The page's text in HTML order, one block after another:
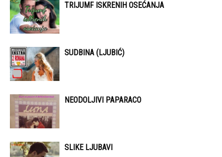
TRIJUMF ISKRENIH OSEĆANJA
SUDBINA (LJUBIĆ)
NEODOLJIVI PAPARACO
SLIKE LJUBAVI